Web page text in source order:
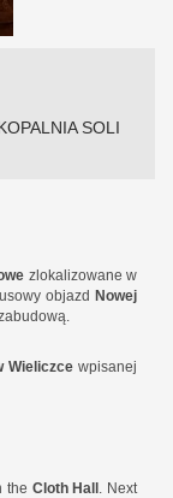
SOLI
zlokalizowane w
objazd Nowej
Wieliczcewpisanej
the Cloth Hall . Next